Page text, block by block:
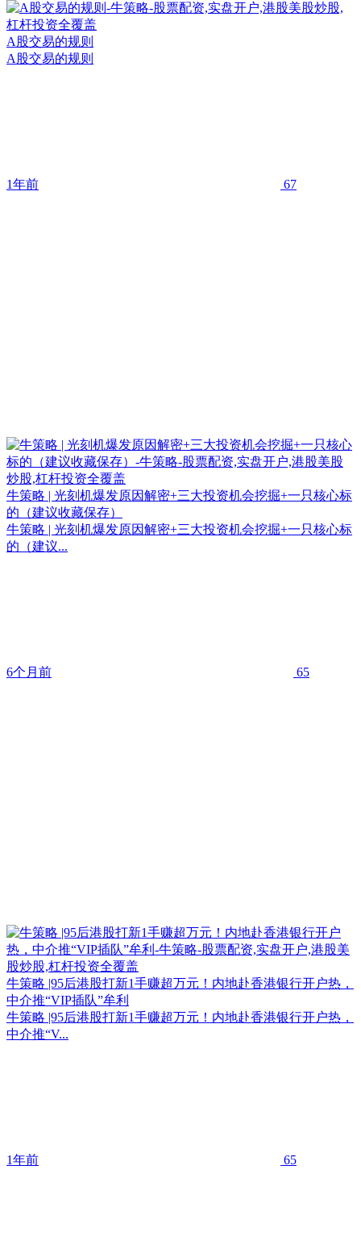
A股交易的规则
A股交易的规则
1年前 67
牛策略 | 光刻机爆发原因解密+三大投资机会挖掘+一只核心标
的（建议收藏保存）
牛策略 | 光刻机爆发原因解密+三大投资机会挖掘+一只核心标
的（建议...
6个月前 65
牛策略 |95后港股打新1手赚超万元！内地赴香港银行开户热，
中介推“VIP插队”牟利
牛策略 |95后港股打新1手赚超万元！内地赴香港银行开户热，
中介推“V...
1年前 65